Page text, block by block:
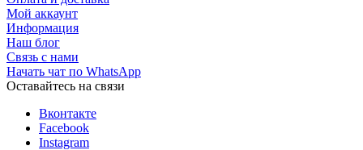
Мой аккаунт
Информация
Наш блог
Связь с нами
Начать чат по WhatsApp
Оставайтесь на связи
Вконтакте
Facebook
Instagram